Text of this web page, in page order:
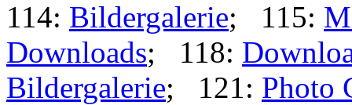
114: Bildergalerie; 115:
Downloads; 118:
Bildergalerie; 121: Photo